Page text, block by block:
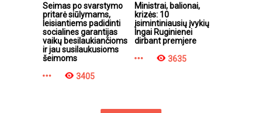
Seimas po svarstymo
pritarė siūlymams,
leisiantiems padidinti
socialines garantijas
vaikų besilaukiančioms
ir jau susilaukusioms
šeimoms
3405
Ministrai, balionai,
krizės: 10
įsimintiniausių įvykių
Ingai Ruginienei
dirbant premjere
3635